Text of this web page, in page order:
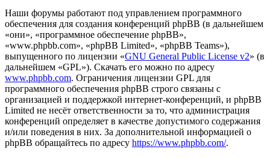
Наши форумы работают под управлением программного
обеспечения для создания конференций phpBB (в дальнейшем
«они», «программное обеспечение phpBB»,
«www.phpbb.com», «phpBB Limited», «phpBB Teams»),
выпущенного по лицензии «GNU General Public License v2» (в
дальнейшем «GPL»). Скачать его можно по адресу
www.phpbb.com. Ограничения лицензии GPL для
программного обеспечения phpBB строго связаны с
организацией и поддержкой интернет-конференций, и phpBB
Limited не несёт ответственности за то, что администрация
конференций определяет в качестве допустимого содержания
и/или поведения в них. За дополнительной информацией о
phpBB обращайтесь по адресу https://www.phpbb.com/.